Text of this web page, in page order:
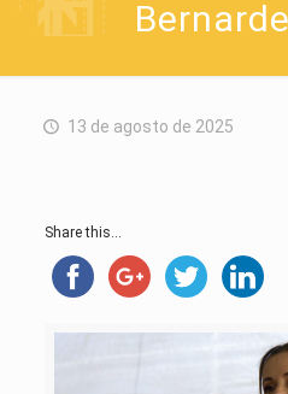
13 de agosto de 2025
Share this...